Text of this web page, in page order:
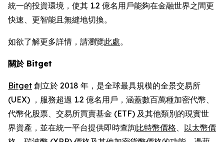
統一的投資環境，使其 1.2 億名用戶能夠在金融世界之間更
快速、更智能且無縫地切換。
如欲了解更多詳情，請瀏覽此處。
關於 Bitget
Bitget 創立於 2018 年，是全球最具規模的全景交易所
(UEX) ，服務超過 1.2 億名用戶，涵蓋數百萬種加密代幣、
代幣化股票、交易所買賣基金 (ETF) 及其他類別的現實世
界資產，並在統一平台提供即時查詢比特幣價格、 以太幣價